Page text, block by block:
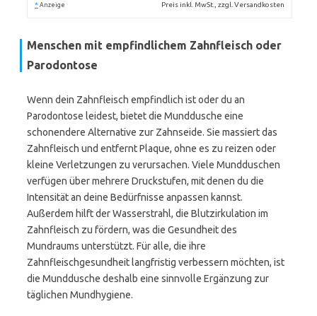
* Anzeige Preis inkl. MwSt., zzgl. Versandkosten
Menschen mit empfindlichem Zahnfleisch oder
Parodontose
Wenn dein Zahnfleisch empfindlich ist oder du an
Parodontose leidest, bietet die Munddusche eine
schonendere Alternative zur Zahnseide. Sie massiert das
Zahnfleisch und entfernt Plaque, ohne es zu reizen oder
kleine Verletzungen zu verursachen. Viele Mundduschen
verfügen über mehrere Druckstufen, mit denen du die
Intensität an deine Bedürfnisse anpassen kannst.
Außerdem hilft der Wasserstrahl, die Blutzirkulation im
Zahnfleisch zu fördern, was die Gesundheit des
Mundraums unterstützt. Für alle, die ihre
Zahnfleischgesundheit langfristig verbessern möchten, ist
die Munddusche deshalb eine sinnvolle Ergänzung zur
täglichen Mundhygiene.